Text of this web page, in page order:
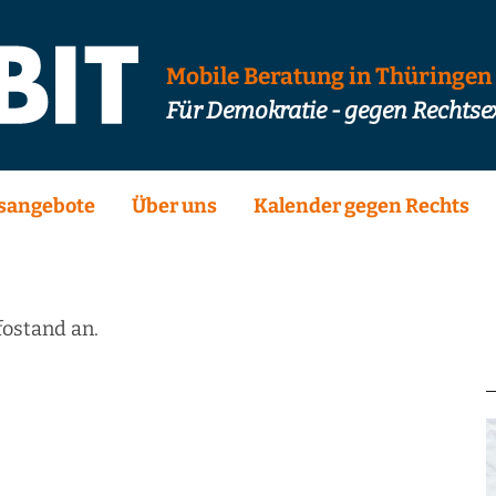
Mobile Beratung in Thüringen
Für Demokratie - gegen
Über uns Kalender gegen Rechts
an.